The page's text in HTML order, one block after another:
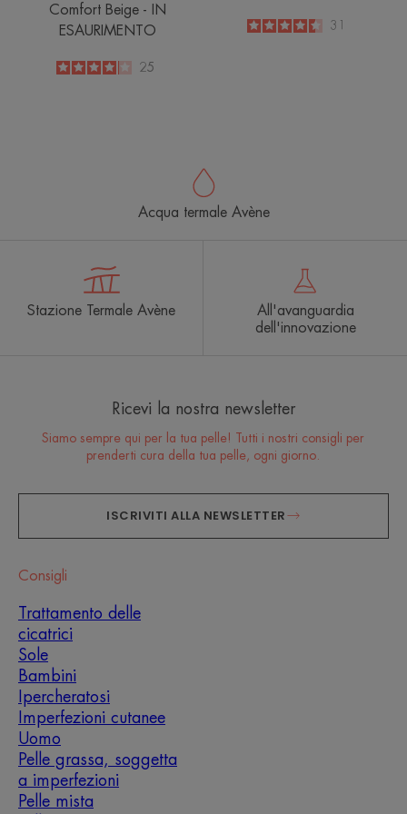
Comfort Beige - IN
ESAURIMENTO
4
/
5
25
4.5
/
5
31
Acqua termale Avène
Stazione Termale Avène
All'avanguardia
dell'innovazione
Ricevi la nostra newsletter
Siamo sempre qui per la tua pelle! Tutti i nostri consigli per
prenderti cura della tua pelle, ogni giorno.
ISCRIVITI ALLA NEWSLETTER
Consigli
Trattamento delle
cicatrici
Sole
Bambini
Ipercheratosi
Imperfezioni cutanee
Uomo
Pelle grassa, soggetta
a imperfezioni
Pelle mista